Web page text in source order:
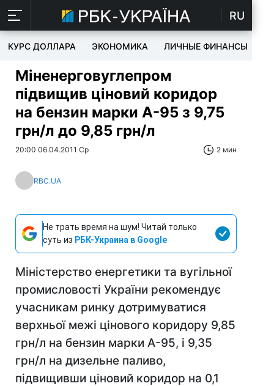
RU
КУРС ДОЛЛАРА ЭКОНОМИКА ЛИЧНЫЕ ФИНАНСЫ
Міненерговуглепром
підвищив ціновий коридор
на бензин марки А-95 з 9,75
грн/л до 9,85 грн/л
20:00 06.04.2011 Ср 2 мин
RBC.UA
Не трать время на шум! Читай только
суть из РБК-Украина в Google
Міністерство енергетики та вугільної
промисловості України рекомендує
учасникам ринку дотримуватися
верхньої межі цінового коридору 9,85
грн/л на бензин марки А-95, і 9,35
грн/л на дизельне паливо,
підвищивши ціновий коридор на 0,1